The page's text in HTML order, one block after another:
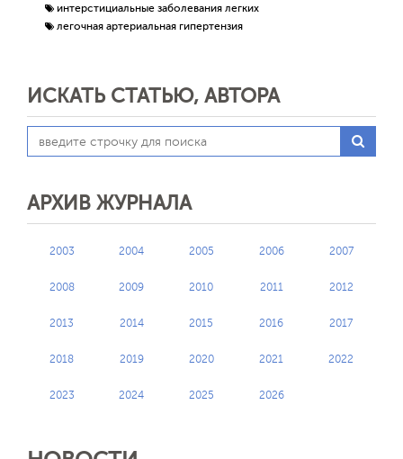
интерстициальные заболевания легких
легочная артериальная гипертензия
ИСКАТЬ СТАТЬЮ, АВТОРА
АРХИВ ЖУРНАЛА
2003 2004 2005 2006 2007
2008 2009 2010 2011 2012
2013 2014 2015 2016 2017
2018 2019 2020 2021 2022
2023 2024 2025 2026